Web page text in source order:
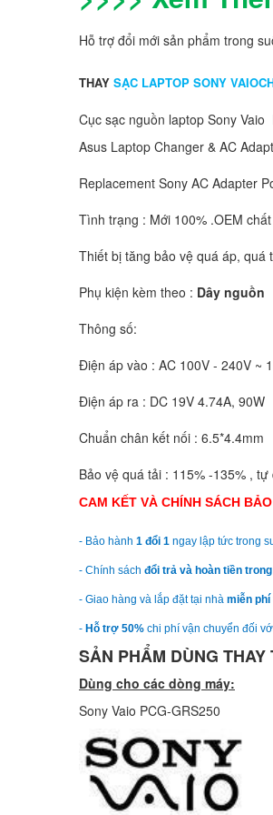
Hỗ trợ đổi mới sản phẩm trong
THAY SẠC LAPTOP SONY
Cục sạc nguồn laptop Sony Vaio
Asus Laptop Changer & AC
Replacement Sony AC Adapter
Tình trạng : Mới 100% .OEM
Thiết bị tăng bảo vệ quá áp,
Phụ kiện kèm theo : Dây nguồn
Thông số:
Điện áp vào : AC 100V - 240V ~
Điện áp ra : DC 19V 4.74A, 90W
Chuẩn chân kết nối : 6.5*4.4mm
Bảo vệ quá tải : 115% -135% ,
CAM KẾT VÀ CHÍNH SÁCH
- Bảo hành 1 đổi 1 ngay lập tức trong
- Chính sách đổi trả và hoàn tiền
- Giao hàng và lắp đặt tại nhà miễn phí
- Hỗ trợ 50% chi phí vận chuyển đối
SẢN PHẨM DÙNG
Dùng cho các dòng máy:
Sony Vaio PCG-GRS250